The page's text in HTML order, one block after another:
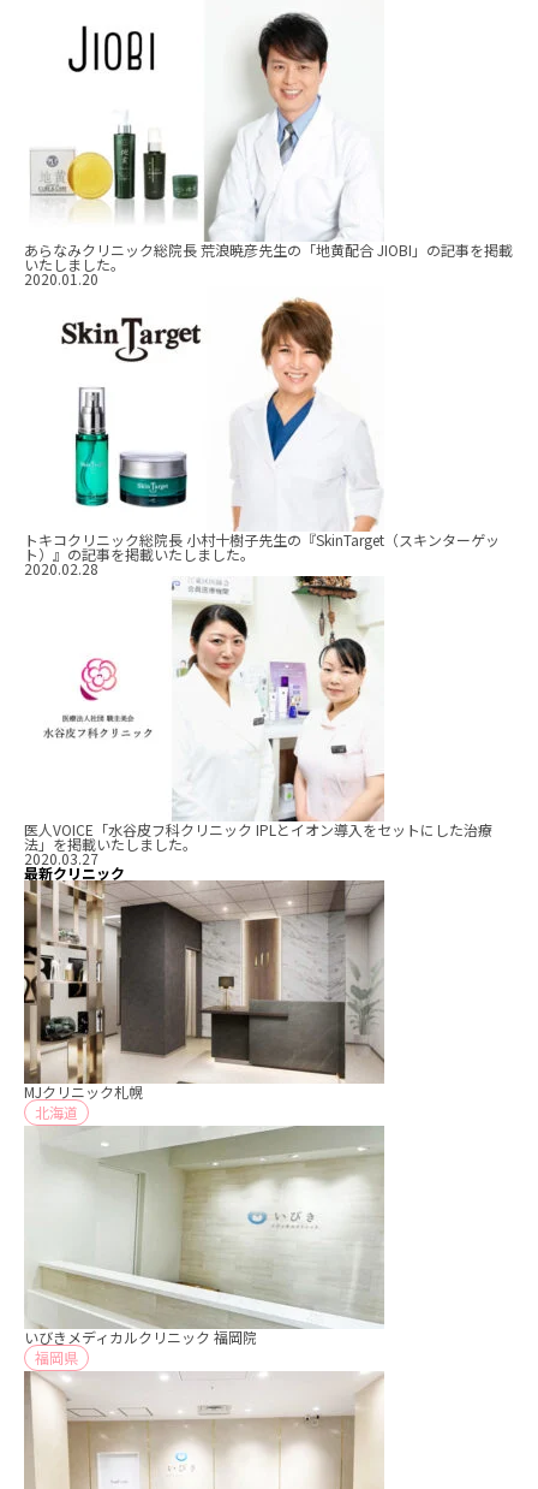
あらなみクリニック総院長 荒浪暁彦先生の「地黄配合 JIOBI」の記事を掲載
いたしました。
2020.01.20
トキコクリニック総院長 小村十樹子先生の『SkinTarget（スキンターゲッ
ト）』の記事を掲載いたしました。
2020.02.28
医人VOICE「水谷皮フ科クリニック IPLとイオン導入をセットにした治療
法」を掲載いたしました。
2020.03.27
最新クリニック
MJクリニック札幌
北海道
いびきメディカルクリニック 福岡院
福岡県